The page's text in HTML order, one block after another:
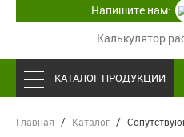
Калькулятор
Напишите нам:
КАТАЛОГ ПРОДУКЦИИ
Главная Каталог